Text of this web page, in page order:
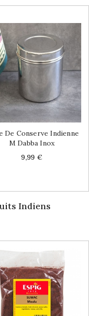
De Conserve Indienne
M Dabba Inox
Price
9,99 €
Indiens